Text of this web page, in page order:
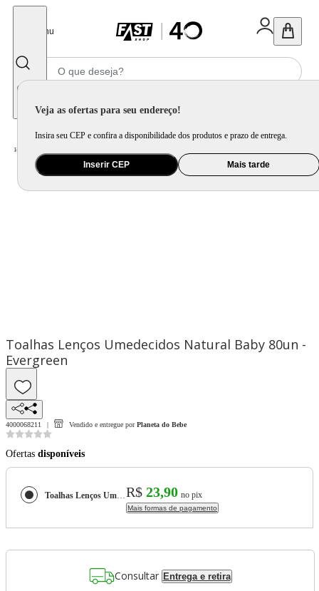
Menu
Veja as ofertas para seu endereço!
Insira seu CEP e confira a disponibilidade dos produtos e prazo de entrega.
Inserir CEP Mais tarde
Home
Toalhas Lenços Umedecidos Natural Baby 80un -
Evergreen
4000068211 Vendido e entregue por Planeta do Bebe
Ofertas disponíveis
Toalhas Lenços Umedecidos Natural Baby 80un - EvergreenR$ 23,90 no pix
Mais formas de pagamento
Consultar Entrega e retira